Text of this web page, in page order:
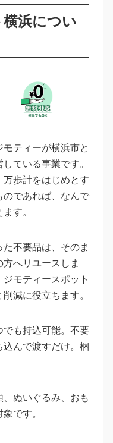
浜につい
ティーが横浜市と
ている事業です。
万歩計をはじめとす
のであれば、なんで
す。
不要品は、そのま
へリユースしま
モティースポット
減に役立ちます。
でも持込可能。不要
んで渡すだけ。梱
ぬいぐるみ、おも
です。